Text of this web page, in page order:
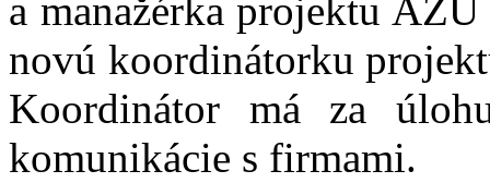
a manažérka projektu
novú koordinátorku
Koordinátor má za
komunikácie s firmami.